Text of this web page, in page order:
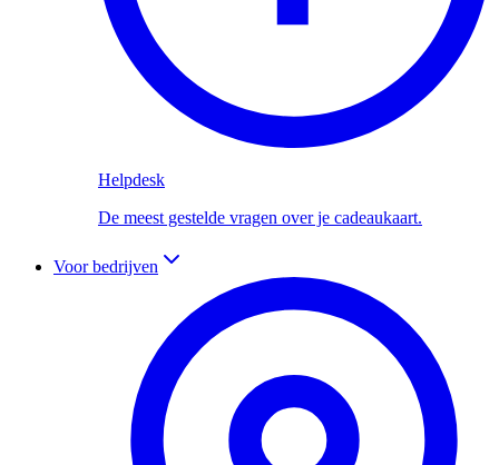
Helpdesk
De meest gestelde vragen over je cadeaukaart.
Voor bedrijven